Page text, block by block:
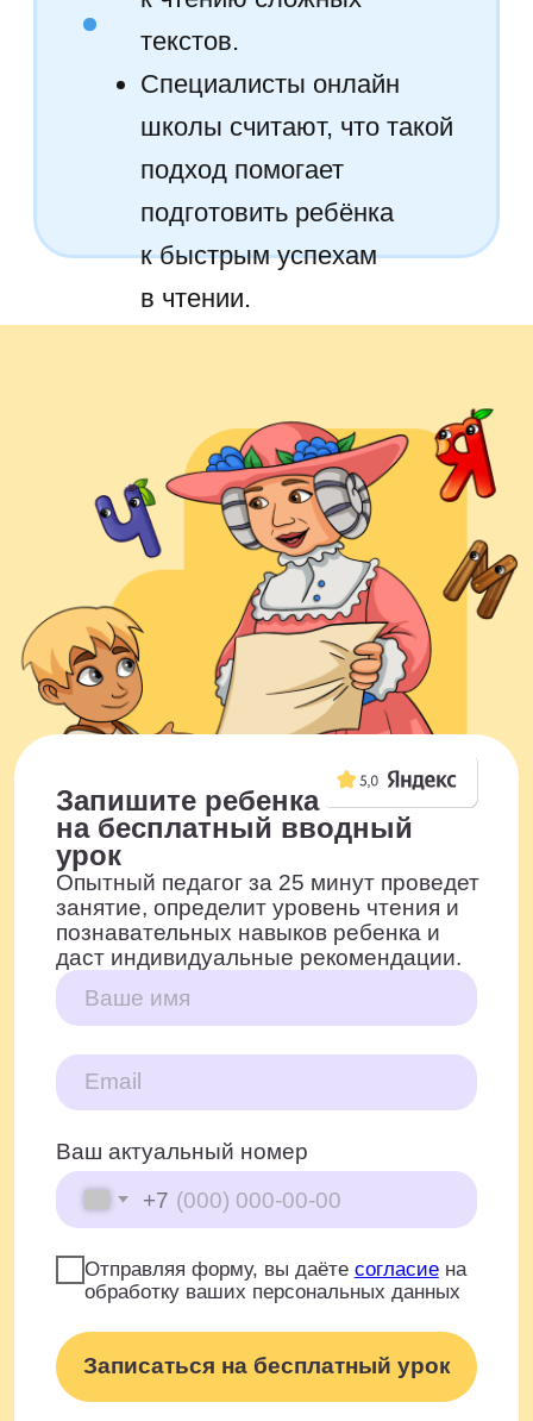
их последовательность.
Задания способствуют
и аналитического мышления,
обучения в будущем.
Расширение
словарного запаса
и формирование
грамотной речи
учатся их правильно
использовать в речи
что помогает ребёнку освоить
не только лексику,
но и основы грамматики.
Приводите ребенка
набесплатный
урок
Посмотрите — как весело
От чего зависит
стоимость?